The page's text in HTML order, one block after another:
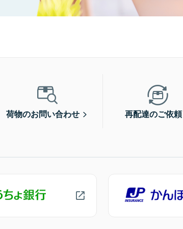
荷物のお問い合わせ 再配達のご依頼